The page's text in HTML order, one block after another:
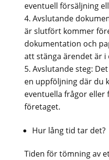
eventuell försäljning
Avslutande
är slutfört kommer
dokumentation och
att stänga ärendet är i
Avslutande steg:
en uppföljning där du
eventuella frågor eller
företaget.
Hur lång tid tar det?
Tiden för tömning av